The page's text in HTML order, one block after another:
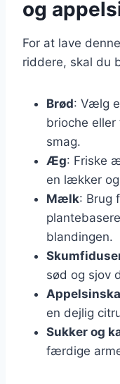
og
For at lave
riddere, skal du
Brød: Vælg
brioche
smag.
Æg: Friske
en lækker
Mælk: Brug
blandingen.
sød og sjov
en dejlig
Sukker og
færdige